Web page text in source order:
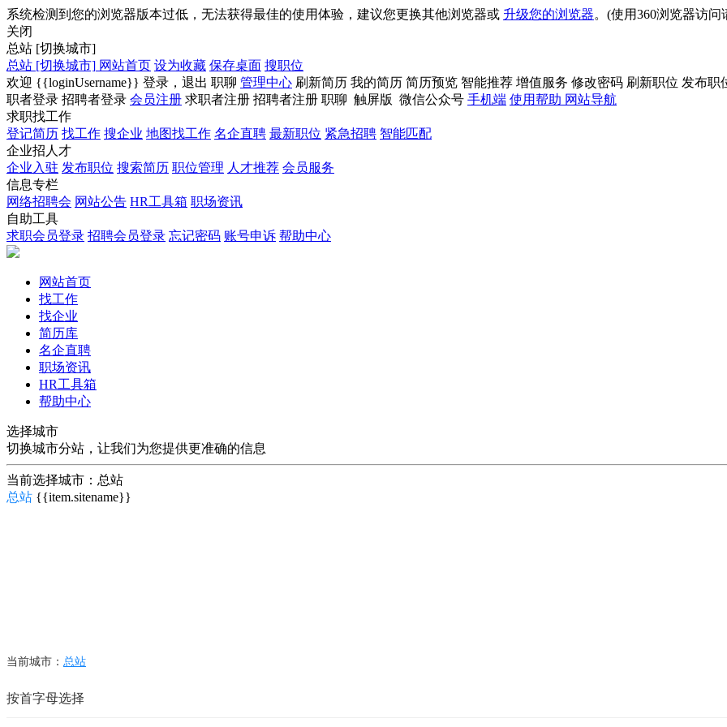
系统检测到您的浏览器版本过低，无法获得最佳的使用体验，建议您更换其他浏览器或 升级您的浏览器。(使用360浏览器访
关闭
总站 [切换城市]
总站 [切换城市] 网站首页 设为收藏 保存桌面 搜职位
欢迎 {{loginUsername}} 登录， 退出 职聊 管理中心 刷新简历 我的简历 简历预览 智能推荐 增值服务 修改密码 刷新职位 发布职
职者登录 招聘者登录 会员注册 求职者注册 招聘者注册 职聊 触屏版 微信公众号 手机端 使用帮助 网站导航
求职找工作
登记简历 找工作 搜企业 地图找工作 名企直聘 最新职位 紧急招聘 智能匹配
企业招人才
企业入驻 发布职位 搜索简历 职位管理 人才推荐 会员服务
信息专栏
网络招聘会 网站公告 HR工具箱 职场资讯
自助工具
求职会员登录 招聘会员登录 忘记密码 账号申诉 帮助中心
网站首页
找工作
找企业
简历库
名企直聘
职场资讯
HR工具箱
帮助中心
选择城市
切换城市分站，让我们为您提供更准确的信息
当前选择城市： 总站
总站 {{item.sitename}}
当前城市： 总站
按首字母选择